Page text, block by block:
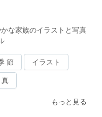
な家族のイラストと写真
節 イラスト
真
もっと見る